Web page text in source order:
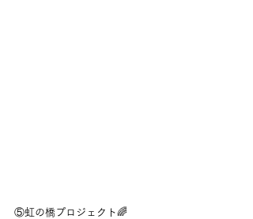
⑤虹の橋プロジェクト🌈